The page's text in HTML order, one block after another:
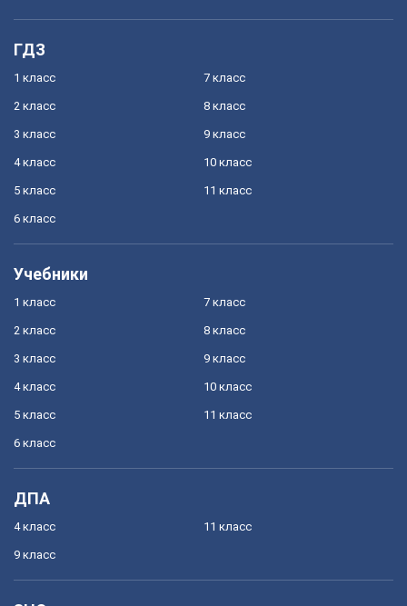
ГДЗ
1 класс
2 класс
3 класс
4 класс
5 класс
6 класс
7 класс
8 класс
9 класс
10 класс
11 класс
Учебники
1 класс
2 класс
3 класс
4 класс
5 класс
6 класс
7 класс
8 класс
9 класс
10 класс
11 класс
ДПА
4 класс
9 класс
11 класс